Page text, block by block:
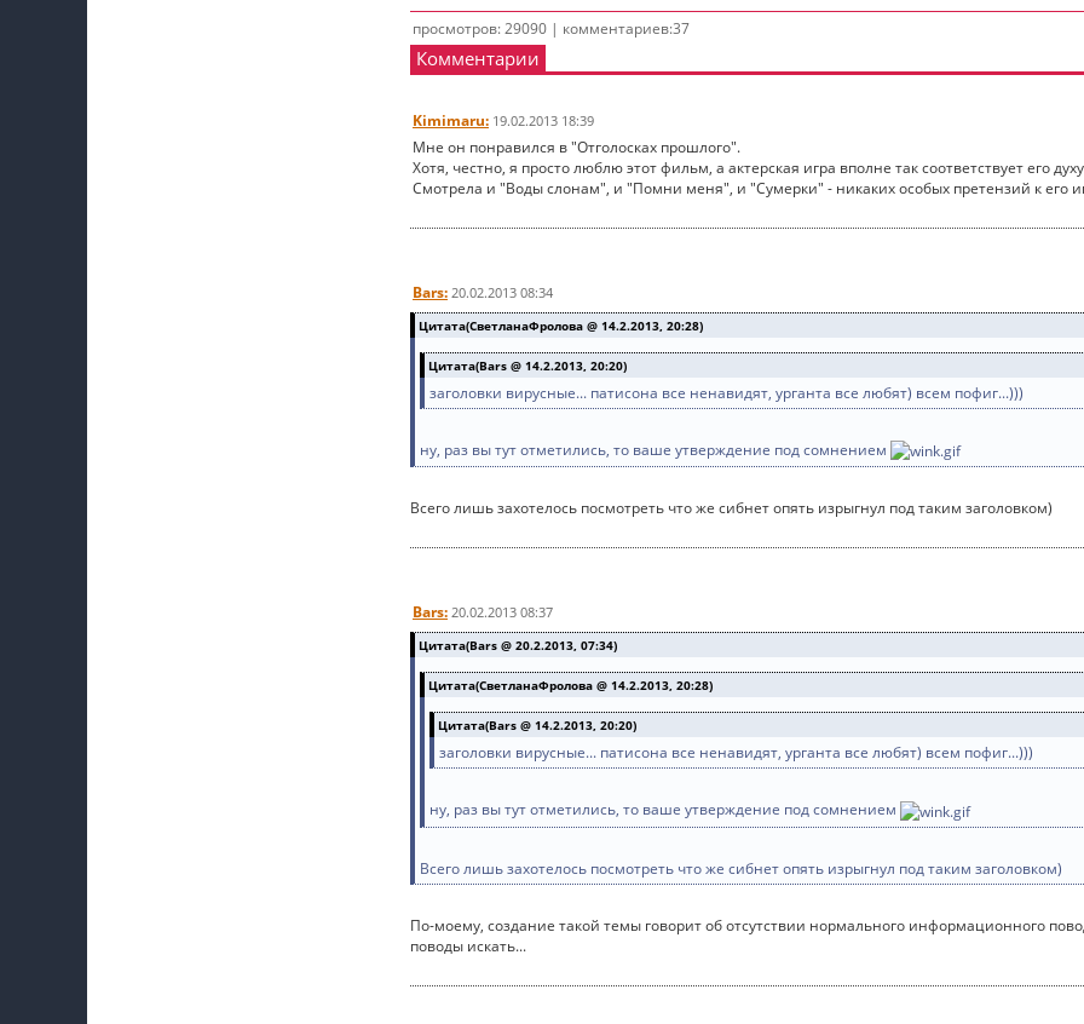
просмотров: 29090 | комментариев:37
Комментарии
Kimimaru: 19.02.2013 18:39
Мне он понравился в "Отголосках прошлого".
Хотя, честно, я просто люблю этот фильм, а актерская игра вполне так соответствует его
Смотрела и "Воды слонам", и "Помни меня", и "Сумерки" - никаких особых претензий к его
Bars: 20.02.2013 08:34
Цитата(СветланаФролова @ 14.2.2013, 20:28)
Цитата(Bars @ 14.2.2013, 20:20)
заголовки вирусные... патисона все ненавидят, урганта все любят) всем пофиг...)))
ну, раз вы тут отметились, то ваше утверждение под сомнением
Всего лишь захотелось посмотреть что же сибнет опять изрыгнул под таким заголовком)
Bars: 20.02.2013 08:37
Цитата(Bars @ 20.2.2013, 07:34)
Цитата(СветланаФролова @ 14.2.2013, 20:28)
Цитата(Bars @ 14.2.2013, 20:20)
заголовки вирусные... патисона все ненавидят, урганта все любят) всем пофиг...)))
ну, раз вы тут отметились, то ваше утверждение под сомнением
Всего лишь захотелось посмотреть что же сибнет опять изрыгнул под таким заголовком)
По-моему, создание такой темы говорит об отсутствии нормального информационного
поводы искать...